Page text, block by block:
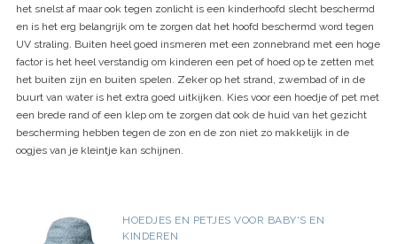
n
l
het snelst af maar ook tegen zonlicht is een kinderhoofd slecht beschermd
en is het erg belangrijk om te zorgen dat het hoofd beschermd word tegen
UV straling. Buiten heel goed insmeren met een zonnebrand met een hoge
factor is het heel verstandig om kinderen een pet of hoed op te zetten met
het buiten zijn en buiten spelen. Zeker op het strand, zwembad of in de
buurt van water is het extra goed uitkijken. Kies voor een hoedje of pet met
een brede rand of een klep om te zorgen dat ook de huid van het gezicht
bescherming hebben tegen de zon en de zon niet zo makkelijk in de
oogjes van je kleintje kan schijnen.
HOEDJES EN PETJES VOOR BABY'S EN
KINDEREN